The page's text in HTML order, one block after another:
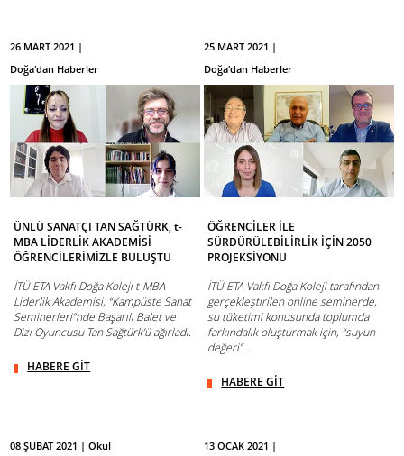
26 MART 2021 |
Doğa'dan Haberler
ÜNLÜ SANATÇI TAN SAĞTÜRK, t-
MBA LİDERLİK AKADEMİSİ
ÖĞRENCİLERİMİZLE BULUŞTU
İTÜ ETA Vakfı Doğa Koleji t-MBA
Liderlik Akademisi, “Kampüste Sanat
Seminerleri”nde Başarılı Balet ve
Dizi Oyuncusu Tan Sağtürk’ü ağırladı.
HABERE GİT
25 MART 2021 |
Doğa'dan Haberler
ÖĞRENCİLER İLE
SÜRDÜRÜLEBİLİRLİK İÇİN 2050
PROJEKSİYONU
İTÜ ETA Vakfı Doğa Koleji tarafından
gerçekleştirilen online seminerde,
su tüketimi konusunda toplumda
farkındalık oluşturmak için, “suyun
değeri” ...
HABERE GİT
08 ŞUBAT 2021 | Okul
13 OCAK 2021 |